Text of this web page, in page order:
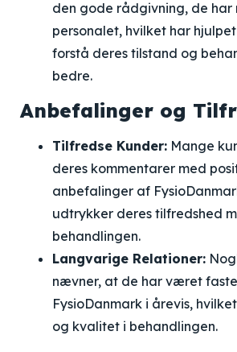
den gode rådgivning, de
personalet, hvilket har
forstå deres tilstand og
bedre.
Anbefalinger og
Tilfredse Kunder: Mange
deres kommentarer med
anbefalinger af
udtrykker deres tilfredshed
behandlingen.
Langvarige Relationer:
nævner, at de har været
FysioDanmark i årevis,
og kvalitet i behandlingen.